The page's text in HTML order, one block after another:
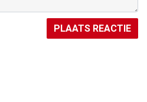
PLAATS REACTIE